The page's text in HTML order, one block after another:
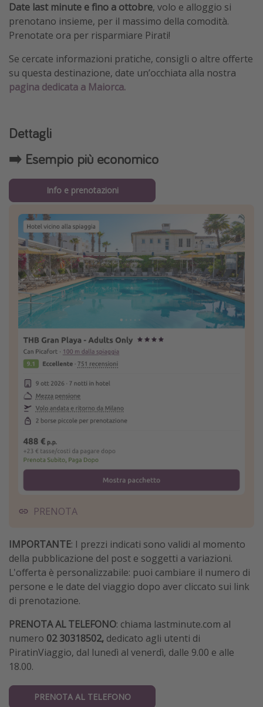
Date last minute e fino a ottobre, volo e alloggio si
prenotano insieme, per il massimo della comodità.
Prenotate ora per risparmiare Pirati!
Se cercate informazioni pratiche, consigli o altre offerte
su questa destinazione, date un’occhiata alla nostra
pagina dedicata a Maiorca.
Dettagli
➡️ Esempio più economico
Info e prenotazioni
PRENOTA
IMPORTANTE: I prezzi indicati sono validi al momento
della pubblicazione del post e soggetti a variazioni.
L'offerta è personalizzabile: puoi cambiare il numero di
persone e le date del viaggio dopo aver cliccato sui link
di prenotazione.
PRENOTA AL TELEFONO: chiama lastminute.com al
numero 02 30318502, dedicato agli utenti di
PiratinViaggio, dal lunedì al venerdì, dalle 9.00 e alle
18.00.
PRENOTA AL TELEFONO